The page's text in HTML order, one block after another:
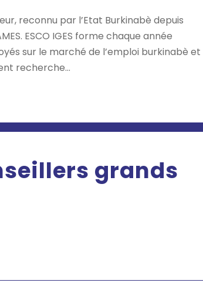
reconnu par l’Etat Burkinabè depuis
ESCO IGES forme chaque année
sur le marché de l’emploi burkinabè et
recherche...
grands